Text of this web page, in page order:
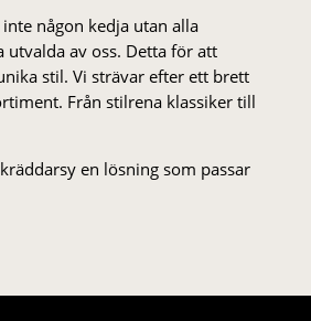
någon kedja utan alla
utvalda av oss. Detta för att
stil. Vi strä­var efter ett brett
Från stil­rena klas­siker till
en lösning som passar